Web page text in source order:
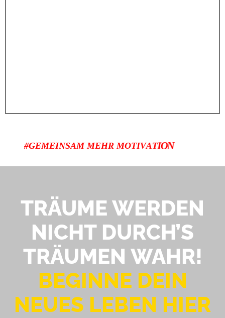
#GEMEINSAM MEHRMOTIVATION
TRÄUME WERDEN
NICHT DURCH’S
TRÄUMEN WAHR!
BEGINNE DEIN
NEUES LEBEN HIER